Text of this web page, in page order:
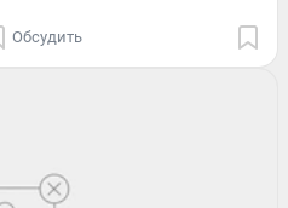
Обсудить